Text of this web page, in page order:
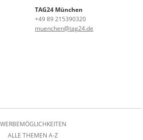
TAG24 München
+49 89 215390320
muenchen@tag24.de
WERBEMÖGLICHKEITEN
ALLE THEMEN A-Z